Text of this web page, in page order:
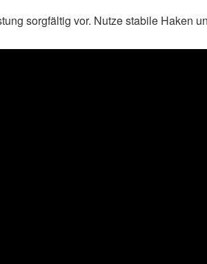
sorgfältig vor. Nutze stabile Haken